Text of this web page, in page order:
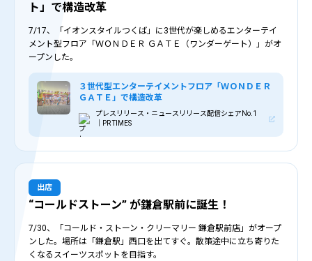
ト」で構造改革
7/17、「イオンスタイルつくば」に3世代が楽しめるエンターテイ
メント型フロア「ＷＯＮＤＥＲ ＧＡＴＥ（ワンダーゲート）」がオ
ープンした。
３世代型エンターテイメントフロア「ＷＯＮＤＥＲ
ＧＡＴＥ」で構造改革
プレスリリース・ニュースリリース配信シェアNo.1
｜PR TIMES
“コールドストーン” が鎌倉駅前に誕生！
出店
7/30、「コールド・ストーン・クリーマリー 鎌倉駅前店」がオープ
ンした。場所は「鎌倉駅」西口を出てすぐ。散策途中に立ち寄りた
くなるスイーツスポットを目指す。